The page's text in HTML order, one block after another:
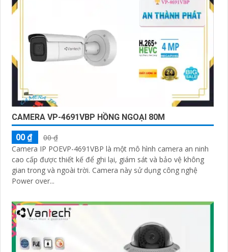
CAMERA VP-4691VBP HỒNG NGOẠI 80M
00 ₫
00 ₫
Camera IP POEVP-4691VBP là một mô hình camera an ninh
cao cấp được thiết kế để ghi lại, giám sát và bảo vệ không
gian trong và ngoài trời. Camera này sử dụng công nghệ
Power over...